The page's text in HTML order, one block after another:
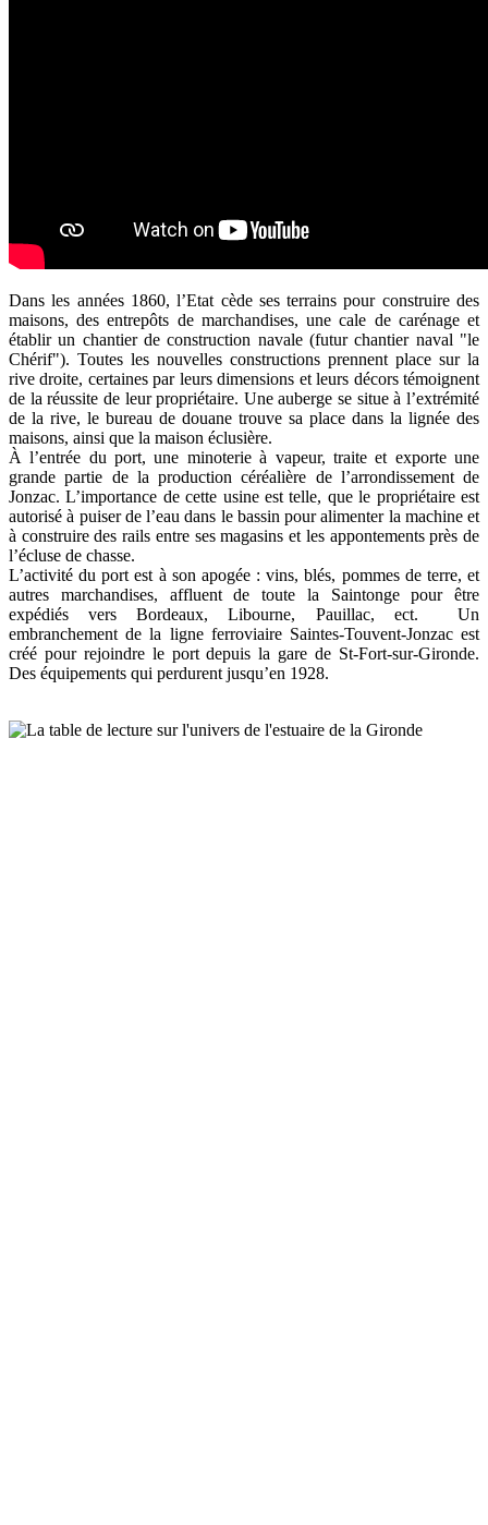
Dans les années 1860, l’Etat cède ses terrains pour construire des
maisons, des entrepôts de marchandises, une cale de carénage et
établir un chantier de construction navale (futur chantier naval "le
Chérif"). Toutes les nouvelles constructions prennent place sur la
rive droite, certaines par leurs dimensions et leurs décors témoignent
de la réussite de leur propriétaire. Une auberge se situe à l’extrémité
de la rive, le bureau de douane trouve sa place dans la lignée des
maisons, ainsi que la maison éclusière.
À l’entrée du port, une minoterie à vapeur, traite et exporte une
grande partie de la production céréalière de l’arrondissement de
Jonzac. L’importance de cette usine est telle, que le propriétaire est
autorisé à puiser de l’eau dans le bassin pour alimenter la machine et
à construire des rails entre ses magasins et les appontements près de
l’écluse de chasse.
L’activité du port est à son apogée : vins, blés, pommes de terre, et
autres marchandises, affluent de toute la Saintonge pour être
expédiés vers Bordeaux, Libourne, Pauillac, ect. Un
embranchement de la ligne ferroviaire Saintes-Touvent-Jonzac est
créé pour rejoindre le port depuis la gare de St-Fort-sur-Gironde.
Des équipements qui perdurent jusqu’en 1928.